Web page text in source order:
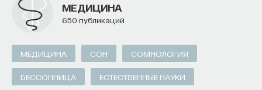
МЕДИЦИНА
650 публикаций
МЕДИЦИНА СОН СОМНОЛОГИЯ
БЕССОННИЦА ЕСТЕСТВЕННЫЕ НАУКИ
ИСКУССТВЕННЫЙ ИНТЕЛЛЕКТ
АКАДЕМИЧЕСКАЯ СРЕДА ОБУЧЕНИЕ
НЕЙРОСЕТЕВЫЕ АРХИТЕКТУРЫ